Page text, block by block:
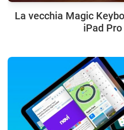
La vecchia Magic
iPad